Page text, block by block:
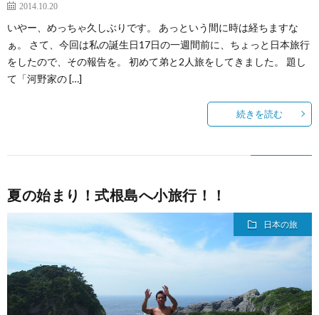
2014.10.20
いやー、めっちゃ久しぶりです。 あっという間に時は経ちますな
ぁ。 さて、今回は私の誕生日17日の一週間前に、ちょっと日本旅行
をしたので、その報告を。 初めて弟と2人旅をしてきました。 題し
て「河野家の […]
続きを読む
夏の始まり！式根島へ小旅行！！
日本の旅